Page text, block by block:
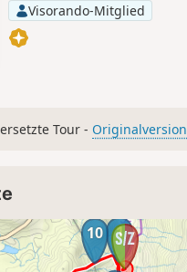
Visorando-Mitglied
Tour - Originalversion
1
10